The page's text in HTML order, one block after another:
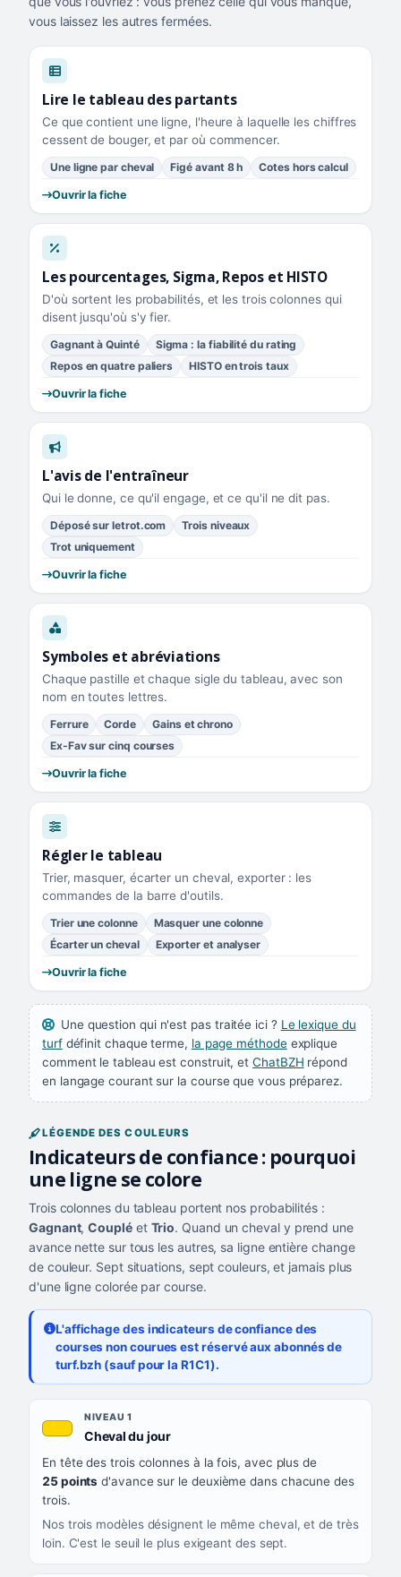
vous laissez les autres fermées.
Lire le tableau des partants
Ce que contient une ligne, l'heure à laquelle les chiffres
cessent de bouger, et par où commencer.
Une ligne par cheval Figé avant 8 h Cotes hors calcul
Ouvrir la fiche
Les pourcentages, Sigma, Repos et HISTO
D'où sortent les probabilités, et les trois colonnes qui
disent jusqu'où s'y fier.
Gagnant à Quinté
Sigma : la fiabilité du rating
Repos en quatre paliers
HISTO en trois taux
Ouvrir la fiche
L'avis de l'entraîneur
Qui le donne, ce qu'il engage, et ce qu'il ne dit pas.
Déposé sur letrot.com
Trois niveaux
Trot uniquement
Ouvrir la fiche
Symboles et abréviations
Chaque pastille et chaque sigle du tableau, avec son
nom en toutes lettres.
Ferrure Corde
Gains et chrono
Ex-Fav sur cinq courses
Ouvrir la fiche
Régler le tableau
Trier, masquer, écarter un cheval, exporter : les
commandes de la barre d'outils.
Trier une colonne
Masquer une colonne
Écarter un cheval
Exporter et analyser
Ouvrir la fiche
Une question qui n'est pas traitée ici ? Le lexique du
turfdéfinit chaque terme, la page méthodeexplique
comment le tableau est construit, etChatBZH répond
en langage courant sur la course que vous préparez.
LÉGENDE DES COULEURS
Indicateurs de confiance : pourquoi
une ligne se colore
Trois colonnes du tableau portent nos probabilités :
Gagnant,Coupléet Trio. Quand un cheval y prend une
avance nette sur tous les autres, sa ligne entière change
de couleur. Sept situations, sept couleurs, et jamais plus
d'une ligne colorée par course.
L'affichage des indicateurs de confiance des
courses non courues est réservé aux abonnés de
turf.bzh (sauf pour la R1C1).
QUAND LA LIGNE PREND CETTE COULEUR
CE QUE CELA VOUS DIT
NIVEAU 1
Cheval du jour, couleur jaune or
En tête des trois colonnes à la fois, avec plus de
25 points d'avance sur le deuxième dans chacune des
trois.
Nos trois modèles désignent le même cheval, et de très
loin. C'est le seuil le plus exigeant des sept.